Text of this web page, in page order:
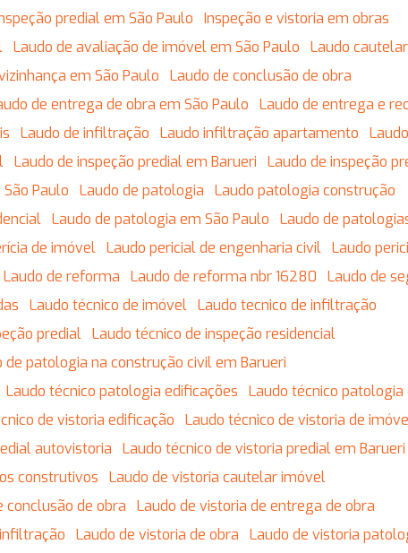
predial em São Paulo
Inspeção e vistoria em obras
Laudo de avaliação de imóvel em São Paulo
Laudo
em São Paulo
Laudo de conclusão de obra
de entrega de obra em São Paulo
Laudo de entrega e
Laudo de infiltração Laudo infiltração apartamento
Laudo de inspeção predial em Barueri
Laudo de inspeção
São Paulo Laudo de patologia
Laudo patologia construção
Laudo de patologia em São Paulo
Laudo de
de imóvel Laudo pericial de engenharia civil
Laudo
Laudo de reforma Laudo de reforma nbr 16280
Laudo de
Laudo técnico de imóvel
Laudo tecnico de infiltração
predial
Laudo técnico de inspeção residencial
de patologia na construção civil em Barueri
Laudo técnico patologia edificações
Laudo técnico
de vistoria edificação
Laudo técnico de vistoria de
autovistoria
Laudo técnico de vistoria predial em Barueri
construtivos
Laudo de vistoria cautelar imóvel
conclusão de obra
Laudo de vistoria de entrega de obra
Laudo de vistoria de obra
Laudo de vistoria